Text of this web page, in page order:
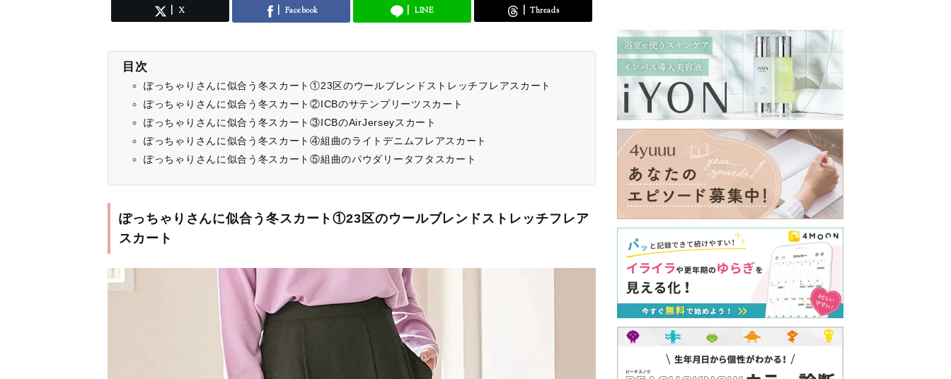
X Facebook LINE Threads
目次
ぽっちゃりさんに似合う冬スカート①23区のウールブレンドストレッチフレアスカート
ぽっちゃりさんに似合う冬スカート②ICBのサテンプリーツスカート
ぽっちゃりさんに似合う冬スカート③ICBのAirJerseyスカート
ぽっちゃりさんに似合う冬スカート④組曲のライトデニムフレアスカート
ぽっちゃりさんに似合う冬スカート⑤組曲のパウダリータフタスカート
ぽっちゃりさんに似合う冬スカート①23区のウールブレンドストレッチフレア
スカート